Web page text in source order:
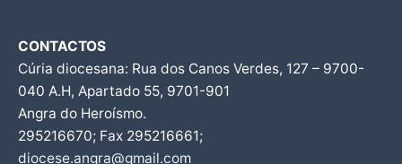
CONTACTOS
Cúria diocesana: Rua dos Canos Verdes, 127 – 9700-
040 A.H, Apartado 55, 9701-901
Angra do Heroísmo.
295216670; Fax 295216661;
diocese.angra@gmail.com